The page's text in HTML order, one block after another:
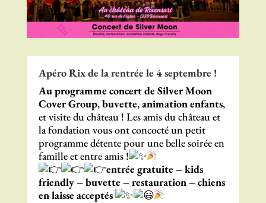
Apéro Rix de la rentrée le 4 septembre !
Au programme concert de Silver Moon
Cover Group,buvette,animation enfants,
et visite du château ! Les amis du château et
la fondation vous ont concocté un petit
programme détente pour une belle soirée en
famille et entre amis !
entrée gratuite – kids
friendly – buvette – restauration – chiens
en laisse acceptés